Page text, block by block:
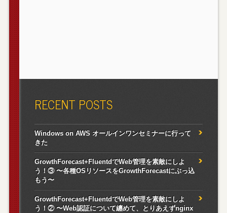
RECENT POSTS
Windows on AWS オールインワンセミナーに行って
きた
GrowthForecast+FluentdでWeb管理を素敵にしよ
う！③ 〜各種OSリソースをGrowthForecastにぶっ込
もう〜
GrowthForecast+FluentdでWeb管理を素敵にしよ
う！② 〜Web認証について纏めて、とりあえずnginx